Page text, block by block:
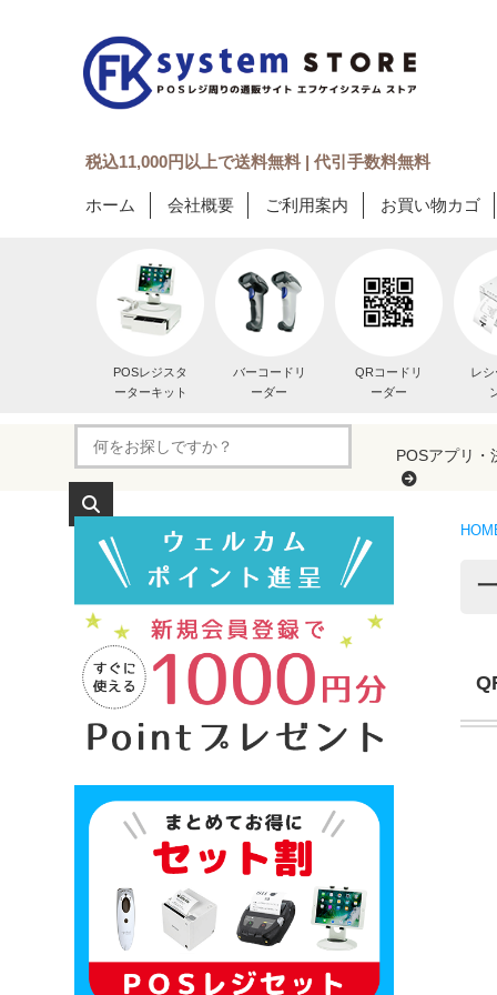
税込11,000円以上で送料無料 | 代引手数料無料
ホーム 会社概要 ご利用案内 お買い物カゴ
POSレジスタ
ーターキット
バーコードリ
ーダー
QRコードリ
ーダー
レ
POSアプリ・